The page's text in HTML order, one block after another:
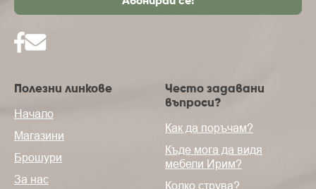
Полезни линкове
Начало
Магазини
Брошури
За нас
Често задавани
въпроси?
Как да поръчам?
Къде мога да видя
мебели Ирим?
Колко струва?